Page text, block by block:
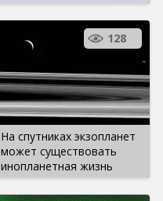
На спутниках экзопланет
может существовать
инопланетная жизнь
128